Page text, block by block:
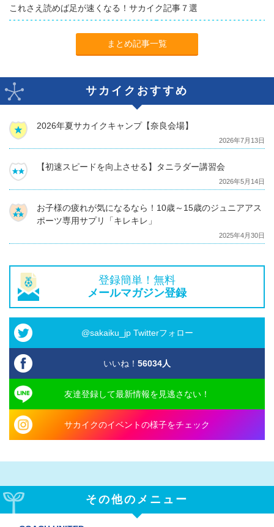
これさえ読めば足が速くなる！サカイク記事７選
まとめ記事一覧
サカイクおすすめ
2026年夏サカイクキャンプ【奈良会場】
2026年7月13日
【初速スピードを向上させる】タニラダー講習会
2026年5月14日
お子様の疲れが気になるなら！10歳～15歳のジュニアアス
ポーツ専用サプリ「キレキレ」
2025年4月30日
登録簡単！無料
メールマガジン登録
@sakaiku_jp Twitterフォロー
いいね！ 56034人
友達登録して最新情報を見逃さない！
サカイクのイベントの様子をチェック
その他のメニュー